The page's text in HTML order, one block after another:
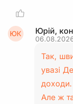
ЮК Юрій,
Так,
увазі
доходи.
Але ж